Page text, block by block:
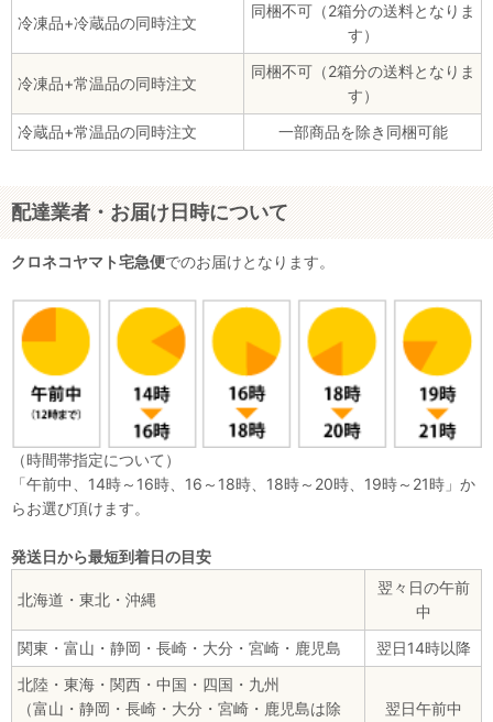
冷凍品+冷蔵品の同時注文
同梱不可（2箱分の送料となりま
す）
冷凍品+常温品の同時注文
同梱不可（2箱分の送料となりま
す）
冷蔵品+常温品の同時注文
一部商品を除き同梱可能
配達業者・お届け日時について
クロネコヤマト宅急便でのお届けとなります。
（時間帯指定について）
「午前中、14時～16時、16～18時、18時～20時、19時～21時」か
らお選び頂けます。
発送日から最短到着日の目安
北海道・東北・沖縄
翌々日の午前
中
関東・富山・静岡・長崎・大分・宮崎・鹿児島
翌日14時以降
北陸・東海・関西・中国・四国・九州
（富山・静岡・長崎・大分・宮崎・鹿児島は除
翌日午前中